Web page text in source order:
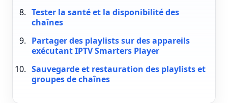
Tester la santé et la disponibilité des
chaînes
Partager des playlists sur des appareils
exécutant IPTV Smarters Player
Sauvegarde et restauration des playlists et
groupes de chaînes